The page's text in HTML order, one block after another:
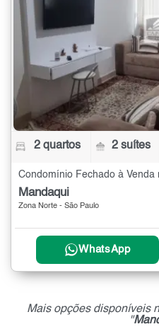
2 quartos 2 suítes
Mandaqui
Zona Norte - São Paulo
WhatsApp
Mais opções disponíveis
"